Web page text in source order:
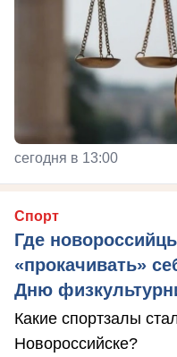
сегодня в 13:00
Спорт
Где
«прокачивать»
Дню
Какие спортзалы
Новороссийске?